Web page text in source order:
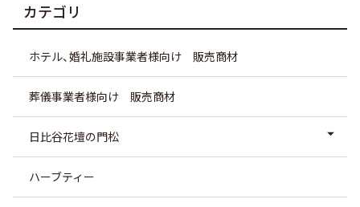
カテゴリ
ホテル、婚礼施設事業者様向け 販売商材
葬儀事業者様向け 販売商材
日比谷花壇の門松
ハーブティー